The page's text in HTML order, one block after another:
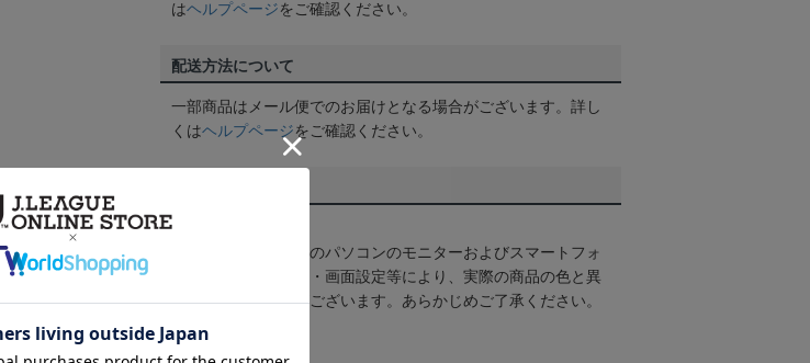
はヘルプページをご確認ください。
配送方法について
一部商品はメール便でのお届けとなる場合がございます。詳し
くはヘルプページをご確認ください。
【カラーについて】
商品画像は、お使いのパソコンのモニターおよびスマートフォ
ンのメーカー・機種・画面設定等により、実際の商品の色と異
なって見える場合がございます。あらかじめご了承ください。
【仕様について】